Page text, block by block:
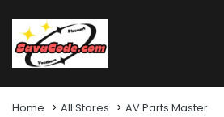
Home All Stores AV Parts Master